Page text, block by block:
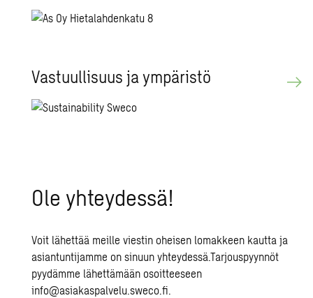
Vas­tuul­li­suus ja ym­pä­ris­tö
Ole yh­tey­des­sä!
Voit lähettää meille viestin oheisen lomakkeen kautta ja
asiantuntijamme on sinuun yhteydessä.Tarjouspyynnöt
pyydämme lähettämään osoitteeseen
info@asiakaspalvelu.sweco.fi.